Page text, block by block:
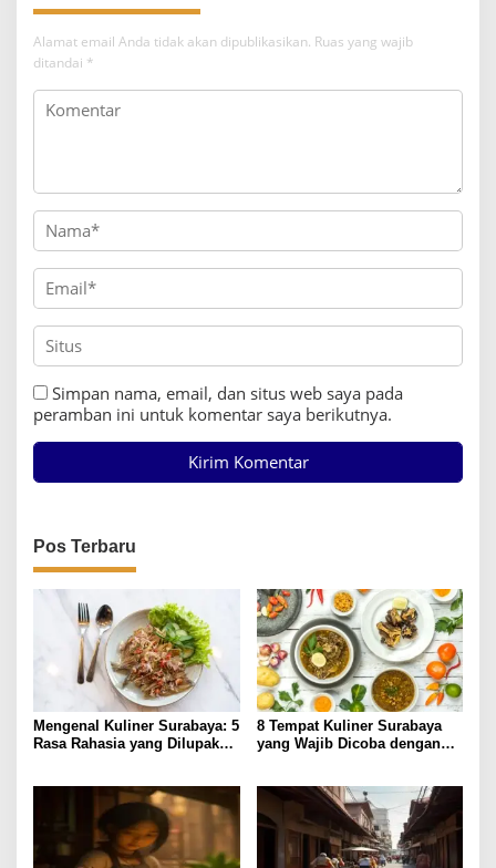
Alamat email Anda tidak akan dipublikasikan. Ruas yang wajib
ditandai *
Simpan nama, email, dan situs web saya pada
peramban ini untuk komentar saya berikutnya.
Pos Terbaru
Mengenal Kuliner Surabaya: 5
Rasa Rahasia yang Dilupakan
8 Tempat Kuliner Surabaya
yang Wajib Dicoba dengan